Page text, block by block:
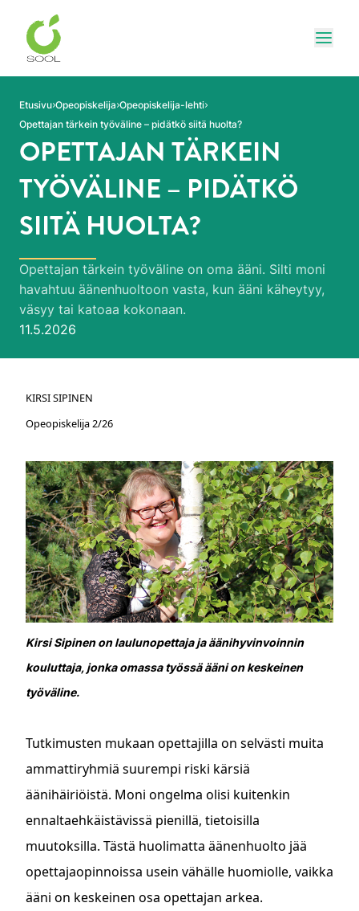
Siirry sivun sisältöön
Etusivu Opeopiskelija Opeopiskelija-lehti
Opettajan tärkein työväline – pidätkö siitä huolta?
OPETTAJAN TÄRKEIN
TYÖVÄLINE – PIDÄTKÖ
SIITÄ HUOLTA?
Opettajan tärkein työväline on oma ääni. Silti moni
havahtuu äänenhuoltoon vasta, kun ääni käheytyy,
väsyy tai katoaa kokonaan.
Julkaistu:
11.5.2026
KIRSI SIPINEN
Opeopiskelija 2/26
Kirsi Sipinen on laulunopettaja ja äänihyvinvoinnin
kouluttaja, jonka omassa työssä ääni on keskeinen
työväline.
Tutkimusten mukaan opettajilla on selvästi muita
ammattiryhmiä suurempi riski kärsiä
äänihäiriöistä. Moni ongelma olisi kuitenkin
ennaltaehkäistävissä pienillä, tietoisilla
muutoksilla. Tästä huolimatta äänenhuolto jää
opettajaopinnoissa usein vähälle huomiolle, vaikka
ääni on keskeinen osa opettajan arkea.